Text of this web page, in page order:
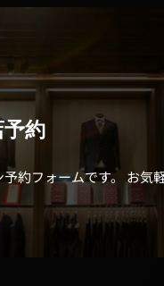
約
約フォームです。 お気